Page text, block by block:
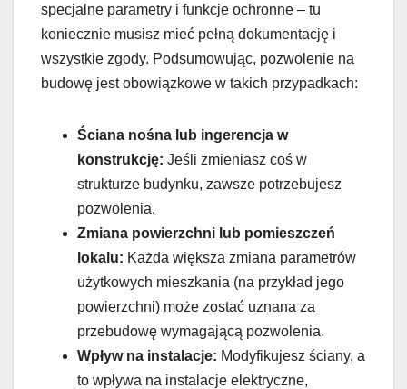
specjalne parametry i funkcje ochronne – tu
koniecznie musisz mieć pełną dokumentację i
wszystkie zgody. Podsumowując, pozwolenie na
budowę jest obowiązkowe w takich przypadkach:
Ściana nośna lub ingerencja w
konstrukcję: Jeśli zmieniasz coś w
strukturze budynku, zawsze potrzebujesz
pozwolenia.
Zmiana powierzchni lub pomieszczeń
lokalu: Każda większa zmiana parametrów
użytkowych mieszkania (na przykład jego
powierzchni) może zostać uznana za
przebudowę wymagającą pozwolenia.
Wpływ na instalacje: Modyfikujesz ściany, a
to wpływa na instalacje elektryczne,